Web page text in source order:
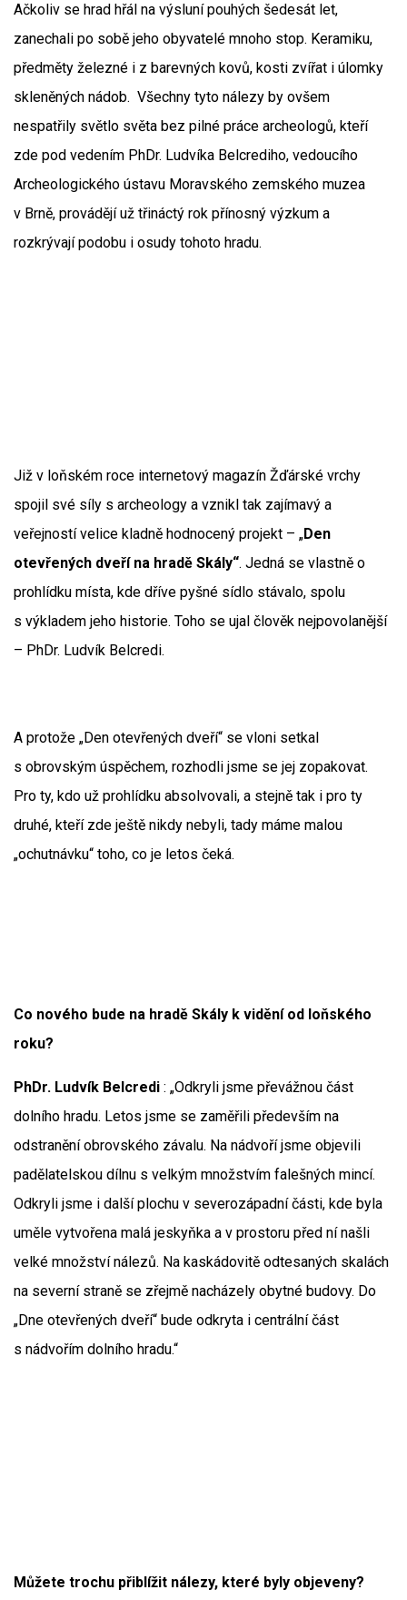
Ačkoliv se hrad hřál na výsluní pouhých šedesát let,
zanechali po sobě jeho obyvatelé mnoho stop. Keramiku,
předměty železné i z barevných kovů, kosti zvířat i úlomky
skleněných nádob. Všechny tyto nálezy by ovšem
nespatřily světlo světa bez pilné práce archeologů, kteří
zde pod vedením PhDr. Ludvíka Belcrediho, vedoucího
Archeologického ústavu Moravského zemského muzea
v Brně, provádějí už třináctý rok přínosný výzkum a
rozkrývají podobu i osudy tohoto hradu.
Již v loňském roce internetový magazín Žďárské vrchy
spojil své síly s archeology a vznikl tak zajímavý a
veřejností velice kladně hodnocený projekt – „Den
otevřených dveří na hradě Skály“. Jedná se vlastně o
prohlídku místa, kde dříve pyšné sídlo stávalo, spolu
s výkladem jeho historie. Toho se ujal člověk nejpovolanější
– PhDr. Ludvík Belcredi.
A protože „Den otevřených dveří“ se vloni setkal
s obrovským úspěchem, rozhodli jsme se jej zopakovat.
Pro ty, kdo už prohlídku absolvovali, a stejně tak i pro ty
druhé, kteří zde ještě nikdy nebyli, tady máme malou
„ochutnávku“ toho, co je letos čeká.
Co nového bude na hradě Skály k vidění od loňského
roku?
PhDr. Ludvík Belcredi : „Odkryli jsme převážnou část
dolního hradu. Letos jsme se zaměřili především na
odstranění obrovského závalu. Na nádvoří jsme objevili
padělatelskou dílnu s velkým množstvím falešných mincí.
Odkryli jsme i další plochu v severozápadní části, kde byla
uměle vytvořena malá jeskyňka a v prostoru před ní našli
velké množství nálezů. Na kaskádovitě odtesaných skalách
na severní straně se zřejmě nacházely obytné budovy. Do
„Dne otevřených dveří“ bude odkryta i centrální část
s nádvořím dolního hradu.“
Můžete trochu přiblížit nálezy, které byly objeveny?